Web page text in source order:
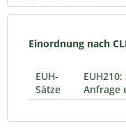
Einordnung nach
EUH-
Sätze
Anfrage